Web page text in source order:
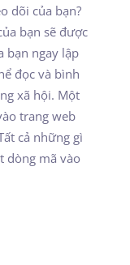
dõi của bạn?
bạn sẽ được
bạn ngay lập
đọc và bình
xã hội. Một
trang web
cả những gì
dòng mã vào